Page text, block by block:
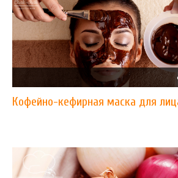
Кофейно-кефирная маска для